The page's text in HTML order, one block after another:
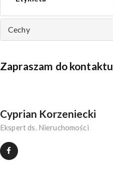
Cechy
Zapraszam do kontaktu
Cyprian Korzeniecki
Ekspert ds. Nieruchomości